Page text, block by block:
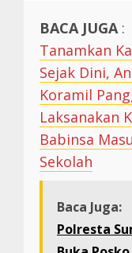
BACA JUGA:
Tanamkan
Sejak Dini,
Koramil
Laksanakan
Babinsa
Sekolah
Baca Juga:
Polresta